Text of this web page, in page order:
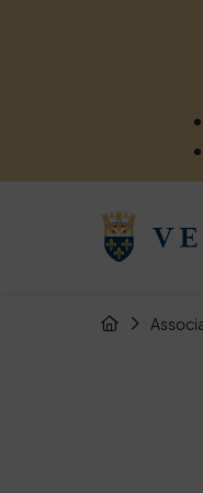
Fil d'Arianne
Page